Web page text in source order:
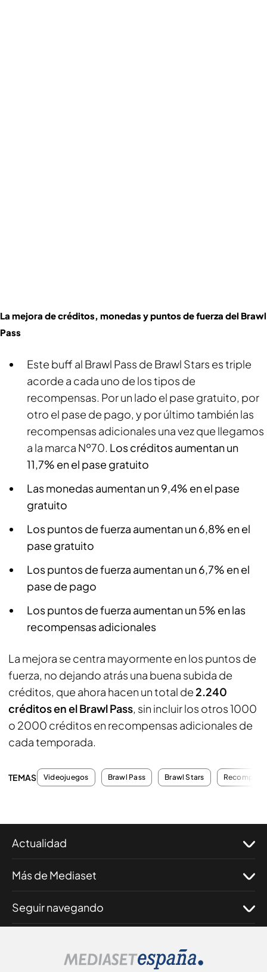
La mejora de créditos, monedas y puntos de fuerza del Brawl
Pass
Este buff al Brawl Pass de Brawl Stars es triple
acorde a cada uno de los tipos de
recompensas. Por un lado el pase gratuito, por
otro el pase de pago, y por último también las
recompensas adicionales una vez que llegamos
a la marca Nº70. Los créditos aumentan un
11,7% en el pase gratuito
Las monedas aumentan un 9,4% en el pase
gratuito
Los puntos de fuerza aumentan un 6,8% en el
pase gratuito
Los puntos de fuerza aumentan un 6,7% en el
pase de pago
Los puntos de fuerza aumentan un 5% en las
recompensas adicionales
La mejora se centra mayormente en los puntos de
fuerza, no dejando atrás una buena subida de
créditos, que ahora hacen un total de 2.240
créditos en el Brawl Pass, sin incluir los otros 1000
o 2000 créditos en recompensas adicionales de
cada temporada.
TEMAS Videojuegos Brawl Pass Brawl Stars
Actualidad
Más de Mediaset
Seguir navegando